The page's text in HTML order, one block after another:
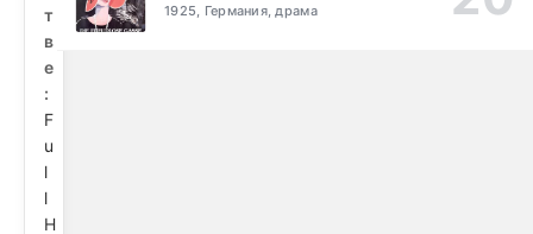
т
в
е
:
F
u
l
l
H
1925, Германия, драма